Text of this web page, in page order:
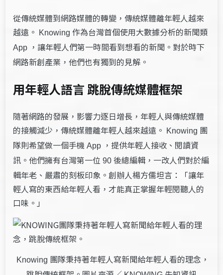
從傳統媒體到網路媒體的轉變，傳統媒體離年輕人越來
越遠。
Knowing 作為台灣首個使用大數據分析的新聞類
App ，讓年輕人們第一時間看到想看的新聞。對於時下
網路新創產業，他們也有獨到的見解。
用年輕人語言 跳脫傳統媒體框架
隨著網路的發展，影響力逐日增長，年輕人與傳統媒體
的接觸減少，傳統媒體離年輕人越來越遠。
Knowing 團
隊則希望做一個手機 App ，提供年輕人接收、閱讀資
訊。他們擁有台灣第一位90後總編輯，一改人們對於編
輯年老、嚴肅的刻板印象。創辦人楊方儒坦言：「讓年
輕人寫的東西給年輕人看，才能真正掌握年輕閱聽人的
口味。」
Knowing 團隊秉持著年輕人寫新聞給年輕人看的理念，